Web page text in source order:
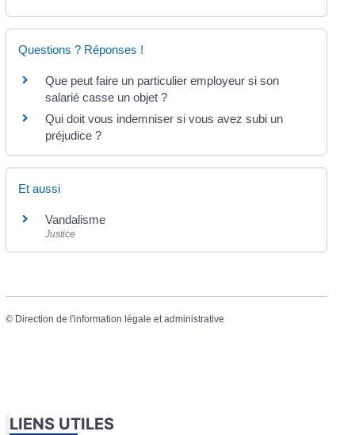
Questions ? Réponses !
Que peut faire un particulier employeur si son
salarié casse un objet ?
Qui doit vous indemniser si vous avez subi un
préjudice ?
Et aussi
Vandalisme
Justice
© Direction de l'information légale et administrative
LIENS UTILES